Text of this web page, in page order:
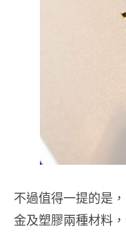
不過值得一提的是
金及塑膠兩種材料